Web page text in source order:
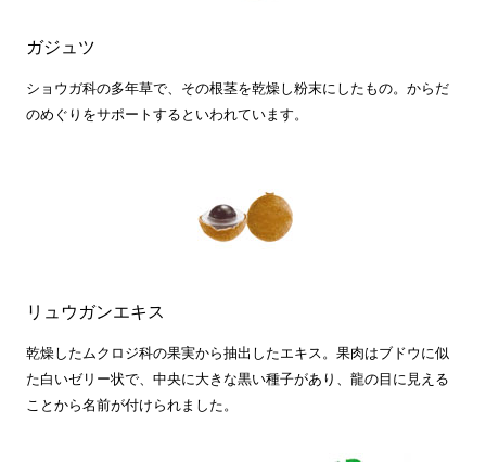
ガジュツ
ショウガ科の多年草で、その根茎を乾燥し粉末にしたもの。からだ
のめぐりをサポートするといわれています。
リュウガンエキス
乾燥したムクロジ科の果実から抽出したエキス。果肉はブドウに似
た白いゼリー状で、中央に大きな黒い種子があり、龍の目に見える
ことから名前が付けられました。